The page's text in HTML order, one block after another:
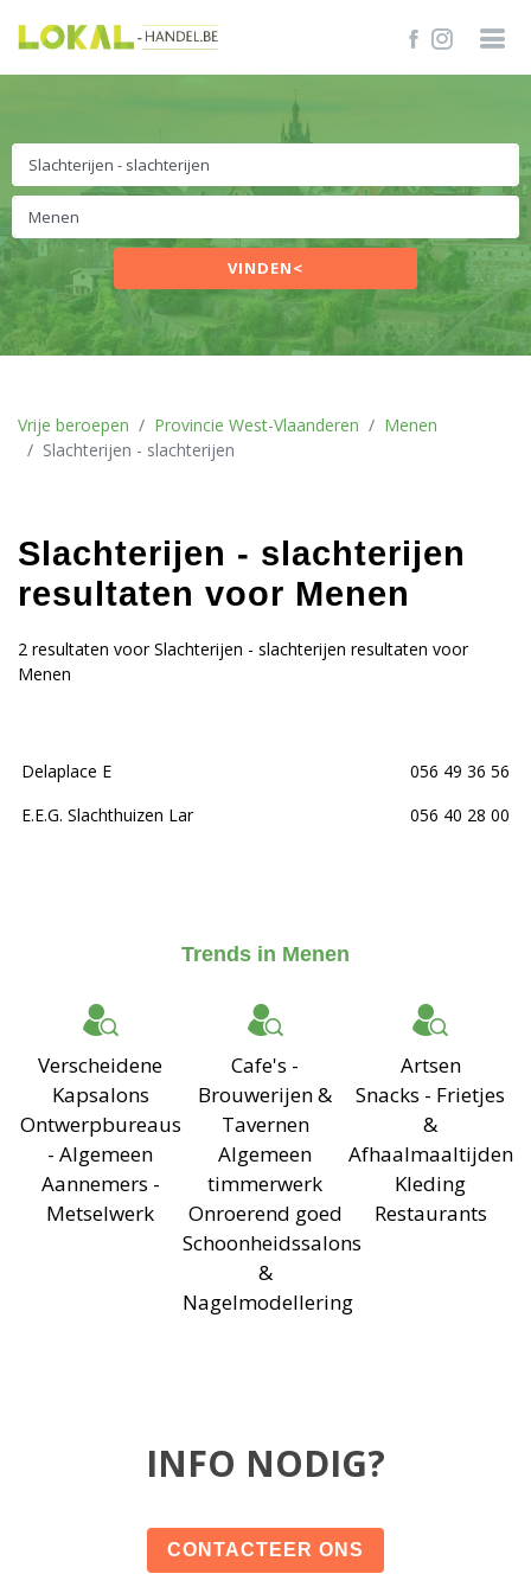
VINDEN<
Vrije beroepen Provincie West-Vlaanderen
Menen
Slachterijen - slachterijen
Slachterijen - slachterijen
resultaten voor Menen
2 resultaten voor Slachterijen - slachterijen resultaten voor
Menen
Delaplace E
056 49 36 56
E.E.G. Slachthuizen Lar
056 40 28 00
Trends in Menen
Verscheidene
Kapsalons
Ontwerpbureaus
- Algemeen
Aannemers -
Metselwerk
Cafe's -
Brouwerijen &
Tavernen
Algemeen
timmerwerk
Onroerend goed
Schoonheidssalons
&
Nagelmodellering
Artsen
Snacks - Frietjes
&
Afhaalmaaltijden
Kleding
Restaurants
INFO NODIG?
CONTACTEER ONS